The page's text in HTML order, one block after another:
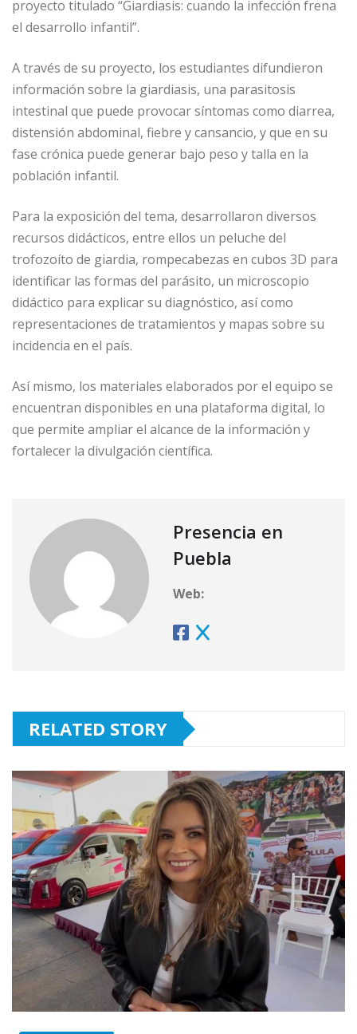
proyecto titulado “Giardiasis: cuando la infección frena
el desarrollo infantil”.
A través de su proyecto, los estudiantes difundieron
información sobre la giardiasis, una parasitosis
intestinal que puede provocar síntomas como diarrea,
distensión abdominal, fiebre y cansancio, y que en su
fase crónica puede generar bajo peso y talla en la
población infantil.
Para la exposición del tema, desarrollaron diversos
recursos didácticos, entre ellos un peluche del
trofozoíto de giardia, rompecabezas en cubos 3D para
identificar las formas del parásito, un microscopio
didáctico para explicar su diagnóstico, así como
representaciones de tratamientos y mapas sobre su
incidencia en el país.
Así mismo, los materiales elaborados por el equipo se
encuentran disponibles en una plataforma digital, lo
que permite ampliar el alcance de la información y
fortalecer la divulgación científica.
Presencia en
Puebla
Web:
RELATED STORY